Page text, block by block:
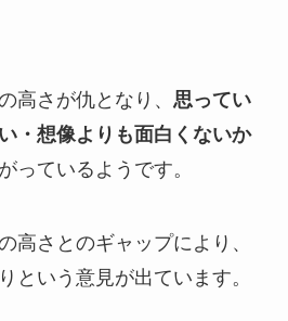
高さが仇となり、 思ってい
・想像よりも面白くないか
っているようです。
高さとのギャップにより、
という意見が出ています。